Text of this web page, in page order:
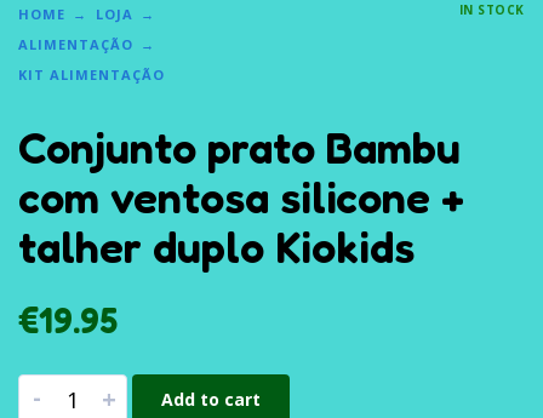
HOME
LOJA
ALIMENTAÇÃO
KIT ALIMENTAÇÃO
IN STOCK
Conjunto prato Bambu
com ventosa silicone +
talher duplo Kiokids
€19.95
- + Add to cart